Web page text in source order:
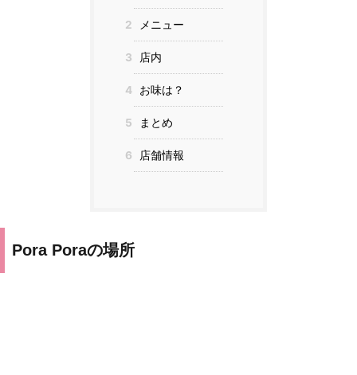
2 メニュー
3 店内
4 お味は？
5 まとめ
6 店舗情報
Pora Poraの場所